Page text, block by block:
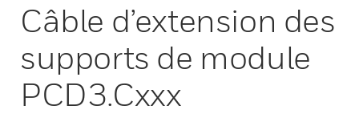
Câble d’extension des
supports de module
PCD3.Cxxx